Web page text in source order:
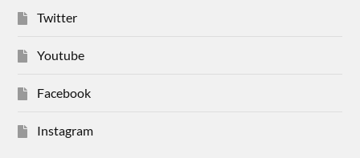
Twitter
Youtube
Facebook
Instagram